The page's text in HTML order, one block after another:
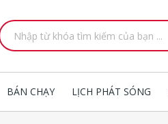
BÁN CHẠY LỊCH PHÁT SÓNG